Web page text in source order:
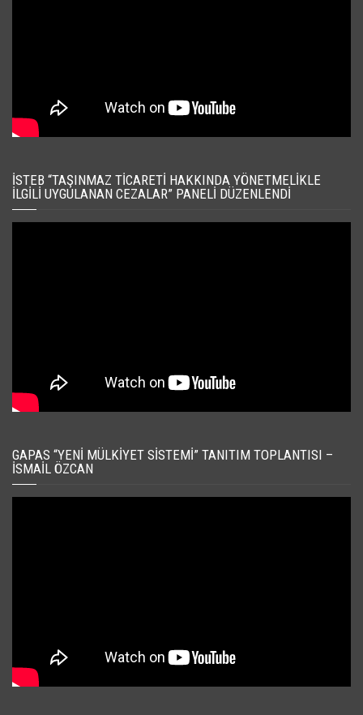
İSTEB “TAŞINMAZ TICARETI HAKKINDA YÖNETMELIKLE
İLGILI UYGULANAN CEZALAR” PANELI DÜZENLENDI
GAPAS “YENI MÜLKIYET SISTEMI” TANITIM TOPLANTISI –
İSMAIL ÖZCAN